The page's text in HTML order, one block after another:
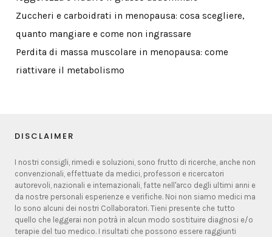
Zuccheri e carboidrati in menopausa: cosa scegliere,
quanto mangiare e come non ingrassare
Perdita di massa muscolare in menopausa: come
riattivare il metabolismo
DISCLAIMER
I nostri consigli, rimedi e soluzioni, sono frutto di ricerche, anche non
convenzionali, effettuate da medici, professori e ricercatori
autorevoli, nazionali e internazionali, fatte nell'arco degli ultimi anni e
da nostre personali esperienze e verifiche. Noi non siamo medici ma
lo sono alcuni dei nostri Collaboratori. Tieni presente che tutto
quello che leggerai non potrà in alcun modo sostituire diagnosi e/o
terapie del tuo medico. I risultati che possono essere raggiunti